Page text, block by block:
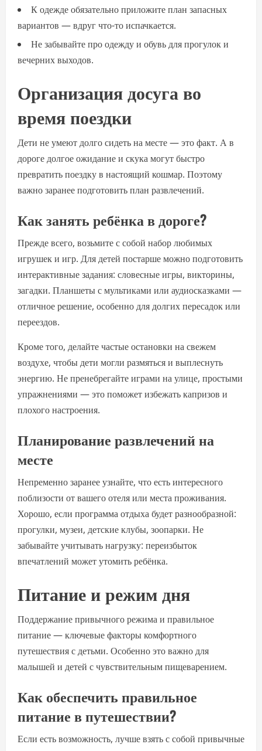
К одежде обязательно приложите план запасных
вариантов — вдруг что-то испачкается.
Не забывайте про одежду и обувь для прогулок и
вечерних выходов.
Организация досуга во
время поездки
Дети не умеют долго сидеть на месте — это факт. А в
дороге долгое ожидание и скука могут быстро
превратить поездку в настоящий кошмар. Поэтому
важно заранее подготовить план развлечений.
Как занять ребёнка в дороге?
Прежде всего, возьмите с собой набор любимых
игрушек и игр. Для детей постарше можно подготовить
интерактивные задания: словесные игры, викторины,
загадки. Планшеты с мультиками или аудиосказками —
отличное решение, особенно для долгих пересадок или
переездов.
Кроме того, делайте частые остановки на свежем
воздухе, чтобы дети могли размяться и выплеснуть
энергию. Не пренебрегайте играми на улице, простыми
упражнениями — это поможет избежать капризов и
плохого настроения.
Планирование развлечений на
месте
Непременно заранее узнайте, что есть интересного
поблизости от вашего отеля или места проживания.
Хорошо, если программа отдыха будет разнообразной:
прогулки, музеи, детские клубы, зоопарки. Не
забывайте учитывать нагрузку: переизбыток
впечатлений может утомить ребёнка.
Питание и режим дня
Поддержание привычного режима и правильное
питание — ключевые факторы комфортного
путешествия с детьми. Особенно это важно для
малышей и детей с чувствительным пищеварением.
Как обеспечить правильное
питание в путешествии?
Если есть возможность, лучше взять с собой привычные